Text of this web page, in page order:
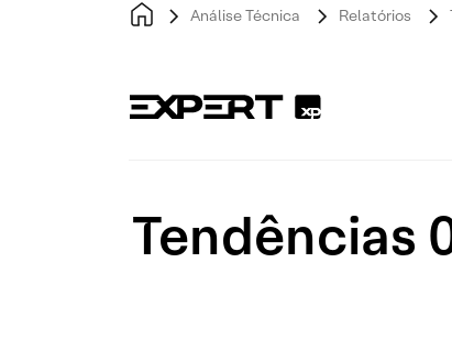
Análise Técnica Relatórios
Tendências